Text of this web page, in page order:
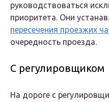
руководствоваться
приоритета. Они
пересечения проезжих
очередность проезда.
С регулировщиком
На дороге с